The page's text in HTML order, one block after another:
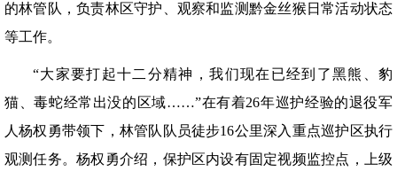
的林管队，负责林区守护、观察和监测黔金丝猴日常活动状态
等工作。
“大家要打起十二分精神，我们现在已经到了黑熊、豹
猫、毒蛇经常出没的区域……”在有着26年巡护经验的退役军
人杨权勇带领下，林管队队员徒步16公里深入重点巡护区执行
观测任务。杨权勇介绍，保护区内设有固定视频监控点，上级